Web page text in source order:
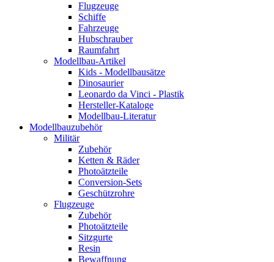
Flugzeuge
Schiffe
Fahrzeuge
Hubschrauber
Raumfahrt
Modellbau-Artikel
Kids - Modellbausätze
Dinosaurier
Leonardo da Vinci - Plastik
Hersteller-Kataloge
Modellbau-Literatur
Modellbauzubehör
Militär
Zubehör
Ketten & Räder
Photoätzteile
Conversion-Sets
Geschützrohre
Flugzeuge
Zubehör
Photoätzteile
Sitzgurte
Resin
Bewaffnung